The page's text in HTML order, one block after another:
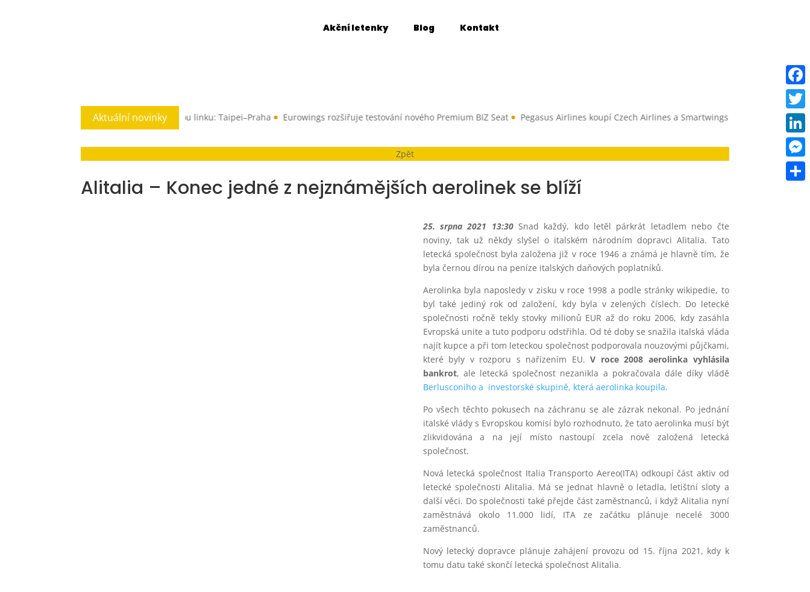
Akční letenky Blog Kontakt
Aktuální novinky
Airlines otevírá svou první evropskou linku: Taipei–Praha Eurowings rozšiřuje testování nového Premium BIZ Seat Pegasus Airlines koupí Czech Airlines a Smartwings Objevte Istanbul –
Zpět
Alitalia – Konec jedné z nejznámějších aerolinek se blíží
25. srpna 2021 13:30Snad každý, kdo letěl párkrát letadlem nebo čte
noviny, tak už někdy slyšel o italském národním dopravci Alitalia. Tato
letecká společnost byla založena již v roce 1946 a známá je hlavně tím, že
byla černou dírou na peníze italských daňových poplatníků.
Aerolinka byla naposledy v zisku v roce 1998 a podle stránky wikipedie, to
byl také jediný rok od založení, kdy byla v zelených číslech. Do letecké
společnosti ročně tekly stovky milionů EUR až do roku 2006, kdy zasáhla
Evropská unite a tuto podporu odstřihla. Od té doby se snažila italská vláda
najít kupce a při tom leteckou společnost podporovala nouzovými půjčkami,
které byly v rozporu s nařízením EU.V roce 2008 aerolinka vyhlásila
bankrot, ale letecká společnost nezanikla a pokračovala dále díky vládě
Berlusconiho a investorské skupině, která aerolinka koupila.
Po všech těchto pokusech na záchranu se ale zázrak nekonal. Po jednání
italské vlády s Evropskou komisí bylo rozhodnuto, že tato aerolinka musí být
zlikvidována a na její místo nastoupí zcela nově založená letecká
společnost.
Nová letecká společnost Italia Transporto Aereo(ITA) odkoupí část aktiv od
letecké společnosti Alitalia. Má se jednat hlavně o letadla, letištní sloty a
další věci. Do společnosti také přejde část zaměstnanců, i když Alitalia nyní
zaměstnává okolo 11.000 lidí, ITA ze začátku plánuje necelé 3000
zaměstnanců.
Nový letecký dopravce plánuje zahájení provozu od 15. října 2021, kdy k
tomu datu také skončí letecká společnost Alitalia.